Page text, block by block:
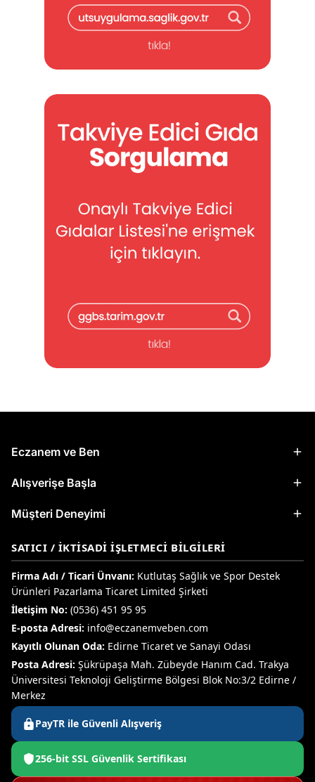
Eczanem ve Ben
Alışverişe Başla
Müşteri Deneyimi
SATICI / İKTISADI İŞLETMECI BILGILERI
Firma Adı / Ticari Ünvanı: Kutlutaş Sağlık ve Spor Destek
Ürünleri Pazarlama Ticaret Limited Şirketi
İletişim No: (0536) 451 95 95
E-posta Adresi: info@eczanemveben.com
Kayıtlı Olunan Oda: Edirne Ticaret ve Sanayi Odası
Posta Adresi: Şükrüpaşa Mah. Zübeyde Hanım Cad. Trakya
Üniversitesi Teknoloji Geliştirme Bölgesi Blok No:3/2 Edirne /
Merkez
PayTR ile Güvenli Alışveriş
256-bit SSL Güvenlik Sertifikası